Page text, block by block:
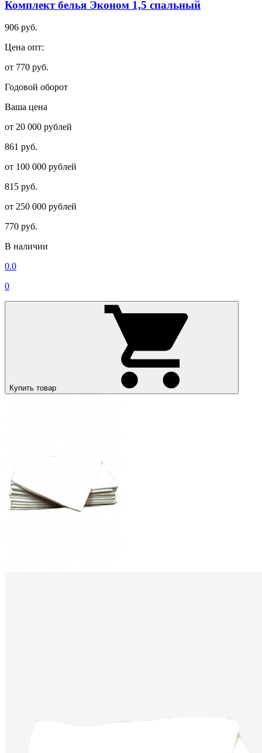
Комплект белья Эконом 1,5 спальный
906 руб.
Цена опт:
от 770 руб.
Годовой оборот
Ваша цена
от 20 000 рублей
861 руб.
от 100 000 рублей
815 руб.
от 250 000 рублей
770 руб.
В наличии
0.0
0
Купить товар